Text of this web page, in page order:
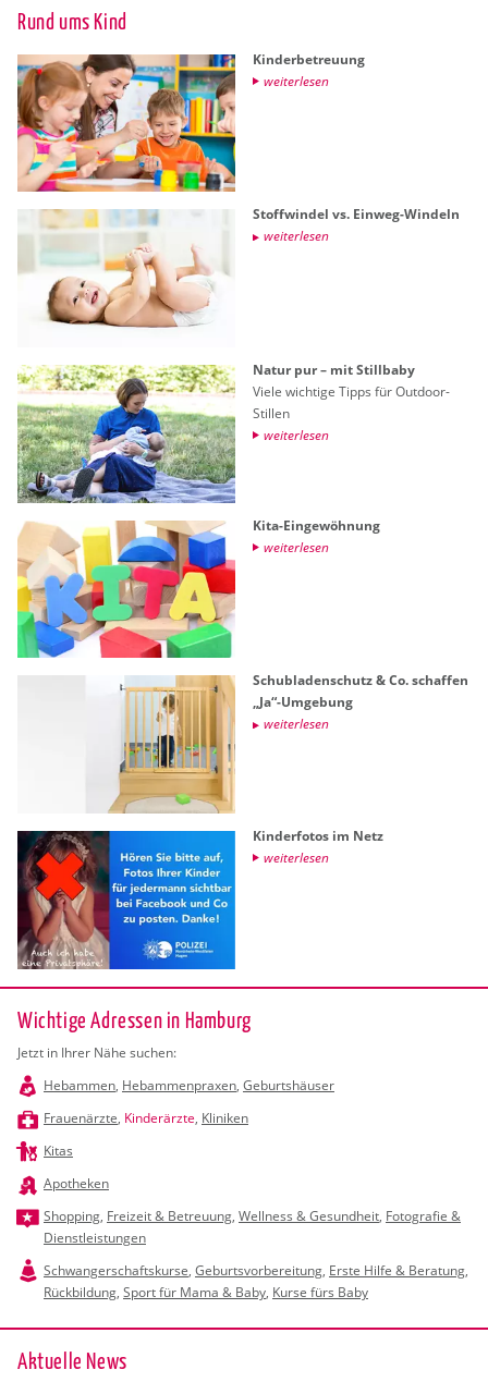
Rund ums Kind
Kin­der­be­treu­ung
wei­ter­le­sen
Stoff­win­del vs. Ein­weg-Win­deln
wei­ter­le­sen
Natur pur – mit Still­ba­by
Viele wich­ti­ge Tipps für Out­door-
Stil­len
wei­ter­le­sen
Kita-Ein­ge­wöh­nung
wei­ter­le­sen
Schub­la­den­schutz & Co. schaf­fen
„Ja“-Um­ge­bung
wei­ter­le­sen
Kin­der­fo­tos im Netz
wei­ter­le­sen
Wichtige Adressen in Hamburg
Jetzt in Ihrer Nähe suchen:
Hebammen, Hebammenpraxen, Geburtshäuser
Frauenärzte, Kinderärzte, Kliniken
Kitas
Apotheken
Shopping, Freizeit & Betreuung, Wellness & Gesundheit, Fotografie &
Dienstleistungen
Schwangerschaftskurse, Geburtsvorbereitung, Erste Hilfe & Beratung,
Rückbildung, Sport für Mama & Baby, Kurse fürs Baby
Ak­tu­el­le News